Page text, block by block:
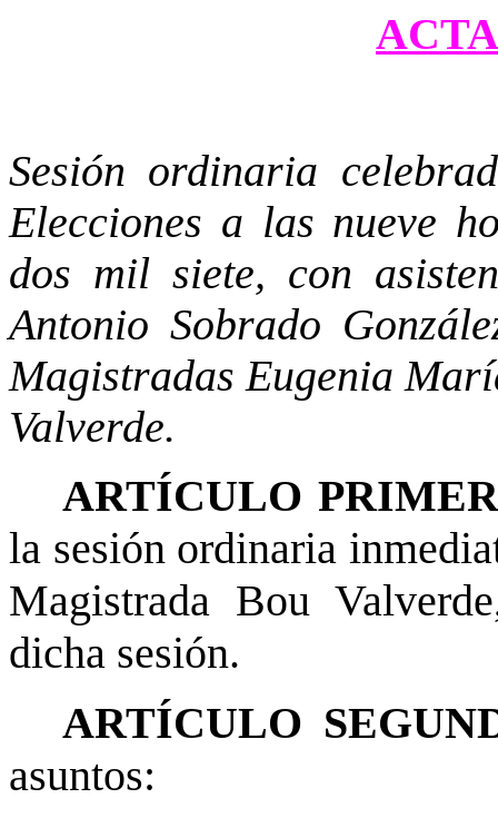
ACTA
Sesión ordinaria
Elecciones a las nueve
dos mil siete, con
Antonio Sobrado
Magistradas Eugenia
Valverde.
ARTÍCULO
la sesión ordinaria
Magistrada Bou
dicha sesión.
ARTÍCULO
asuntos: